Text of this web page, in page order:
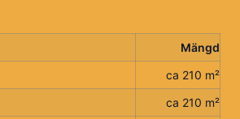
Mängd
ca 210 m²
ca 210 m²